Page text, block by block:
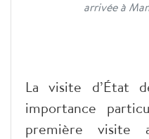
arrivée à
La visite d’État
importance
première visite